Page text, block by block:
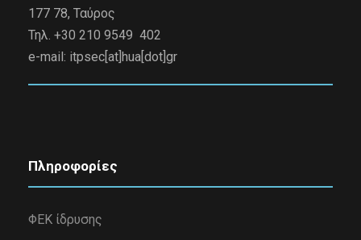
177 78, Ταύρος
Τηλ. +30 210 9549 402
e-mail: itpsec[at]hua[dot]gr
Πληροφορίες
ΦΕΚ ίδρυσης